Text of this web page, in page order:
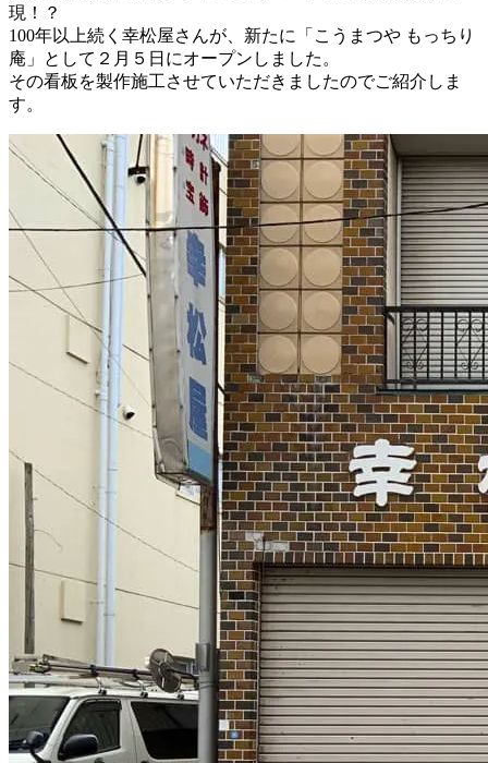
現！？
100年以上続く幸松屋さんが、新たに「こうまつや もっちり
庵」として２月５日にオープンしました。
その看板を製作施工させていただきましたのでご紹介しま
す。